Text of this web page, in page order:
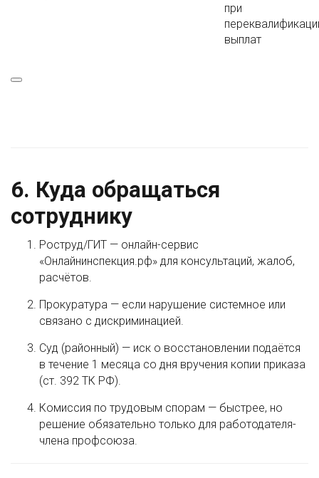
при
выплат
6. Куда обращаться
сотруднику
Роструд/ГИТ — онлайн-сервис
«Онлайнинспекция.рф» для консультаций, жалоб,
расчётов.
Прокуратура — если нарушение системное или
связано с дискриминацией.
Суд (районный) — иск о восстановлении подаётся
в течение 1 месяца со дня вручения копии приказа
(ст. 392 ТК РФ).
Комиссия по трудовым спорам — быстрее, но
решение обязательно только для работодателя-
члена профсоюза.